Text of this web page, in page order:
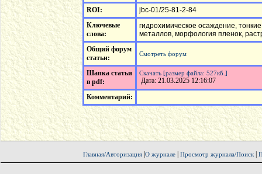
ROI:
jbc-01/25-81-2-84
Ключевые
слова:
гидрохимическое осаждение,
металлов, морфология пленок,
Общий форум
статьи:
Смотреть форум
Шапка статьи
в pdf:
Скачать [размер файла: 527кб.]
Дата: 21.03.2025 12:16:07
Комментарий:
Главная/Авторизация| О журнале| Просмотр журнала/Поиск|